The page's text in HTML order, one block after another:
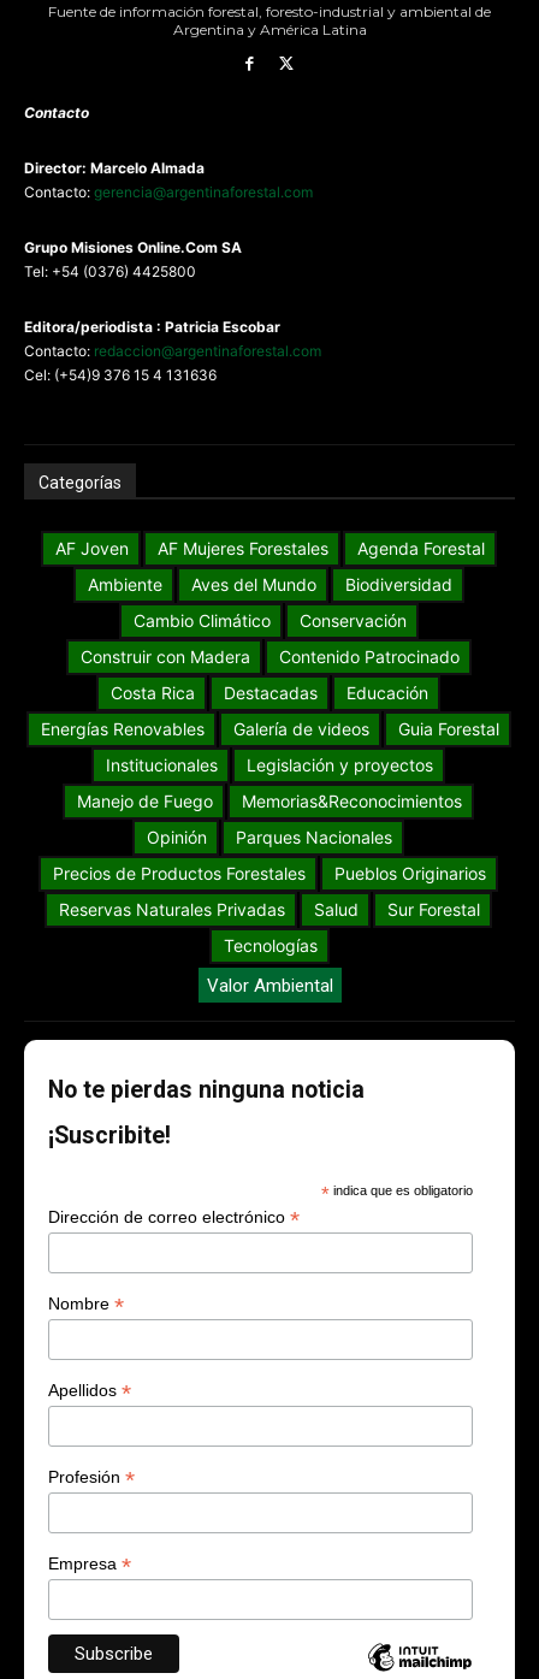
Fuente de información forestal, foresto-industrial y ambiental de
Argentina y América Latina
Contacto
Director: Marcelo Almada
Contacto: gerencia@argentinaforestal.com
Grupo Misiones Online.Com SA
Tel: +54 (0376) 4425800
Editora/periodista : Patricia Escobar
Contacto: redaccion@argentinaforestal.com
Cel: (+54)9 376 15 4 131636
Categorías
AF Joven AF Mujeres Forestales
Agenda Forestal
Ambiente
Aves del Mundo
Biodiversidad
Cambio Climático
Conservación
Construir con Madera
Contenido Patrocinado
Costa Rica
Destacadas
Educación
Energías Renovables
Galería de videos
Guia Forestal
Institucionales
Legislación y proyectos
Manejo de Fuego
Memorias&Reconocimientos
Opinión
Parques Nacionales
Precios de Productos Forestales
Pueblos Originarios
Reservas Naturales Privadas
Salud
Sur Forestal
Tecnologías
Valor Ambiental
No te pierdas ninguna noticia
¡Suscribite!
* indica que es obligatorio
Dirección de correo electrónico *
Nombre *
Apellidos *
Profesión *
Empresa *